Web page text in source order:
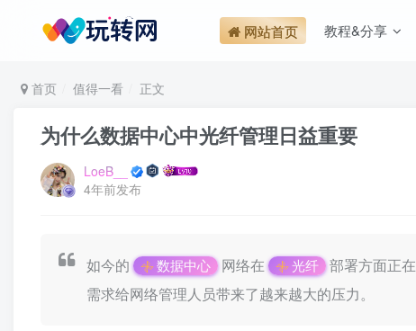
网站首页 教程&分享
首页 值得一看 正文
为什么数据中心中光纤管理日益重要
LoeB__
4年前发布
如今的 数据中心 网络在 光纤 部署方面正
需求给网络管理人员带来了越来越大的压力。